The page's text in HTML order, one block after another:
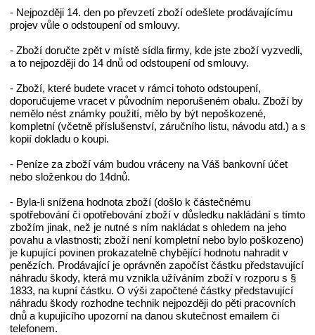
- Nejpozději 14. den po převzetí zboží odešlete prodávajícímu
projev vůle o odstoupení od smlouvy.
- Zboží doručte zpět v místě sídla firmy, kde jste zboží vyzvedli,
a to nejpozději do 14 dnů od odstoupení od smlouvy.
- Zboží, které budete vracet v rámci tohoto odstoupení,
doporučujeme vracet v původním neporušeném obalu. Zboží by
nemělo nést známky použití, mělo by být nepoškozené,
kompletní (včetně příslušenství, záručního listu, návodu atd.) a s
kopií dokladu o koupi.
- Peníze za zboží vám budou vráceny na Váš bankovní účet
nebo složenkou do 14dnů.
- Byla-li snížena hodnota zboží (došlo k částečnému
spotřebování či opotřebování zboží v důsledku nakládání s tímto
zbožím jinak, než je nutné s ním nakládat s ohledem na jeho
povahu a vlastnosti; zboží není kompletní nebo bylo poškozeno)
je kupující povinen prokazatelně chybějící hodnotu nahradit v
penězích. Prodávající je oprávněn započíst částku představující
náhradu škody, která mu vznikla užíváním zboží v rozporu s §
1833, na kupní částku. O výši započtené částky představující
náhradu škody rozhodne technik nejpozději do pěti pracovních
dnů a kupujícího upozorní na danou skutečnost emailem či
telefonem.